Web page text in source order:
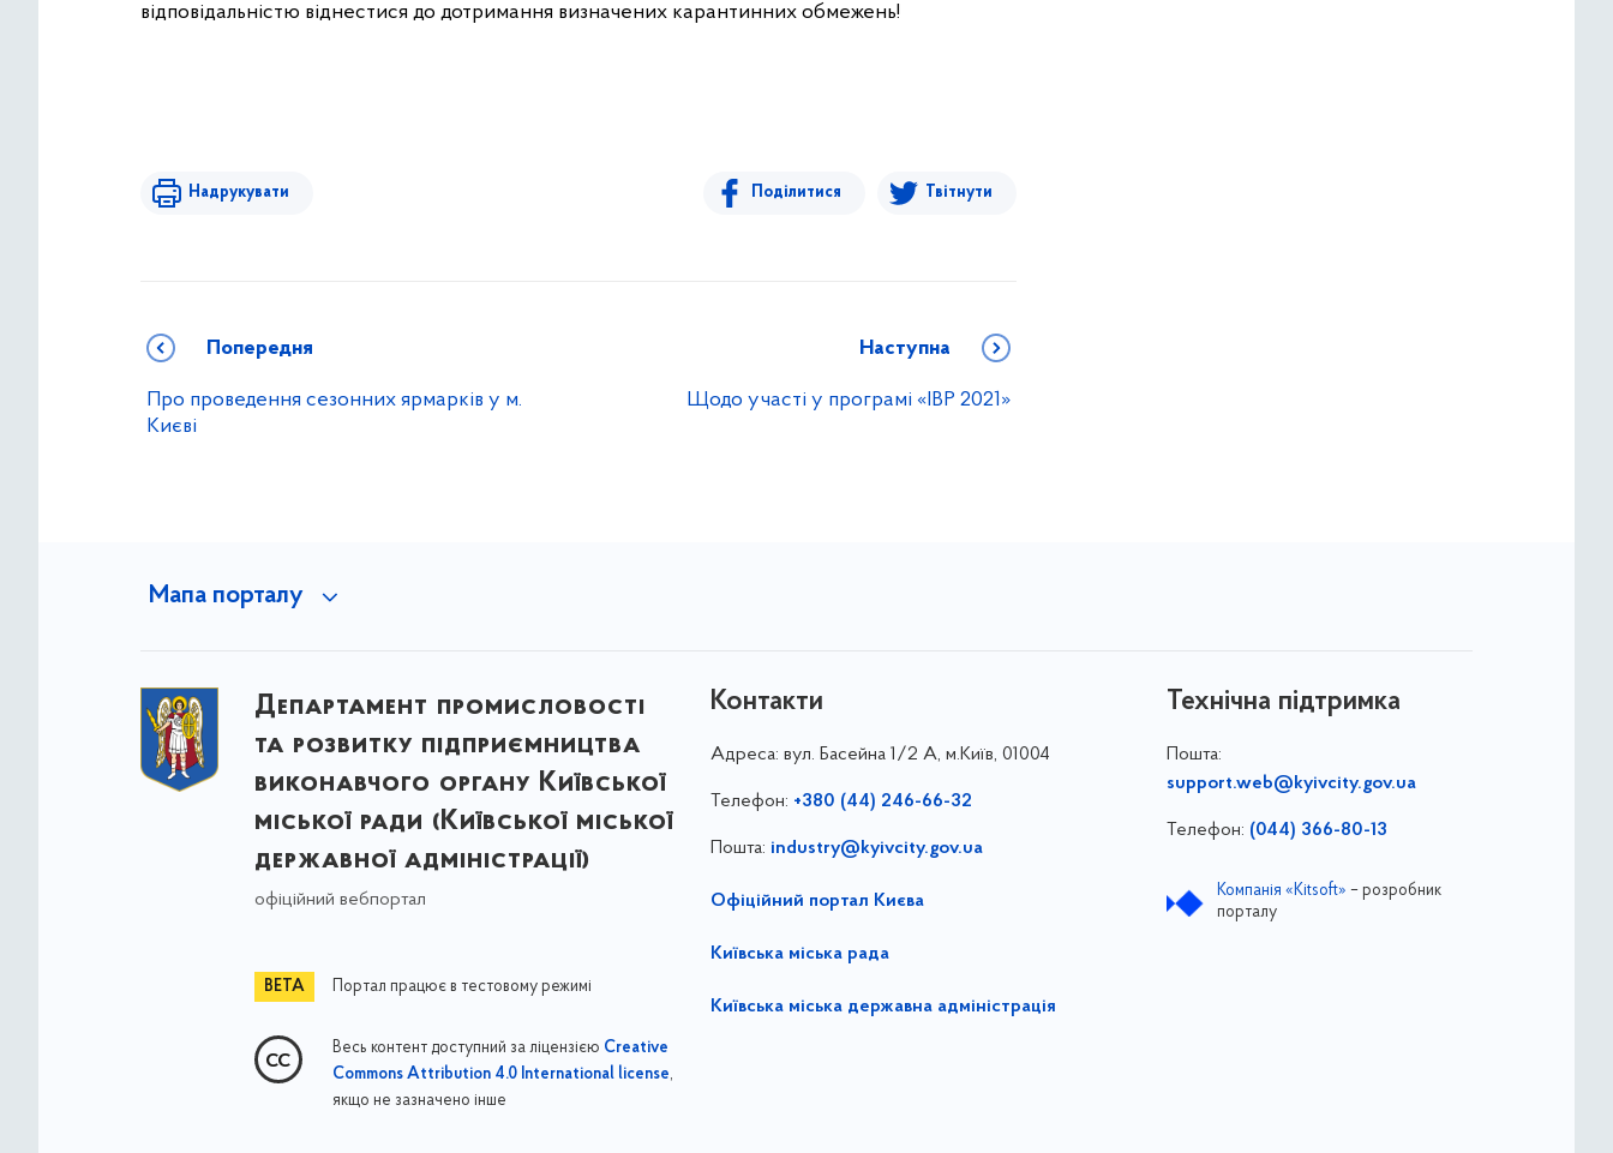
відповідальністю віднестися до дотримання визначених карантинних обмежень!
Надрукувати Поділитися Твітнути
Попередня
Про проведення сезонних ярмарків у м.
Києві
Наступна
Щодо участі у програмі «IBP 2021»
Мапа порталу
Департамент промисловості
та розвитку підприємництва
виконавчого органу Київської
міської ради (Київської міської
державної адміністрації)
офіційний вебпортал
Портал працює в тестовому режимі
Весь контент доступний за ліцензією Creative
Commons Attribution 4.0 International license,
якщо не зазначено інше
Контакти
Адреса: вул. Басейна 1/⁠2 А, м.Київ, 01004
Телефон: +380 (44) 246-66-32
Пошта: industry@kyivcity.gov.ua
Офіційний портал Києва
Київська міська рада
Київська міська державна адміністрація
Технічна підтримка
Пошта:
support.web@kyivcity.gov.ua
Телефон: (044) 366-80-13
Компанія «Kitsoft» – розробник
порталу